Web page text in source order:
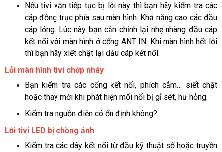
Nếu tivi vẫn tiếp tục bị lỗi này thì bạn hãy kiểm tra các
cáp đồng trục phía sau màn hình. Khả năng cao các đầu
cáp lỏng. Lúc này bạn cần chỉnh lại nhẹ nhàng đầu cáp
kết nối với màn hình ở cổng ANT IN. Khi màn hình hết lỗi
thì bạn hãy xiết chặt lại đầu cáp kết nối.
Lỗi màn hình tivi chớp nháy
Bạn kiểm tra các cổng kết nối, phích cắm… siết chặt
hoặc thay mới khi phát hiện mối nối bị gỉ sét, hư hỏng.
Kiểm tra nguồn điện có ổn định không?
Lỗi tivi LED bị chồng ảnh
Kiểm tra các dây kết nối từ đầu kỹ thuật số hoặc truyền